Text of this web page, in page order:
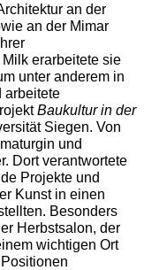
an der
an der Mimar
erarbeitete sie
unter anderem in
arbeitete
Baukultur in der
Siegen. Von
und
Dort verantwortete
Projekte und
Kunst in einen
Besonders
Herbstsalon, der
wichtigen Ort